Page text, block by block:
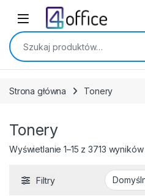
Skip to navigation
Skip to content
Szukaj:
Strona główna Tonery
Tonery
Wyświetlanie 1–15 z 3713 wyników
Filtry